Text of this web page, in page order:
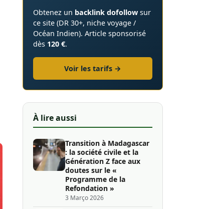
Obtenez un backlink dofollow sur
ce site (DR 30+, niche voyage /
Océan Indien). Article sponsorisé
dès 120 €.
Voir les tarifs →
À lire aussi
Transition à Madagascar
: la société civile et la
Génération Z face aux
doutes sur le «
Programme de la
Refondation »
3 Março 2026